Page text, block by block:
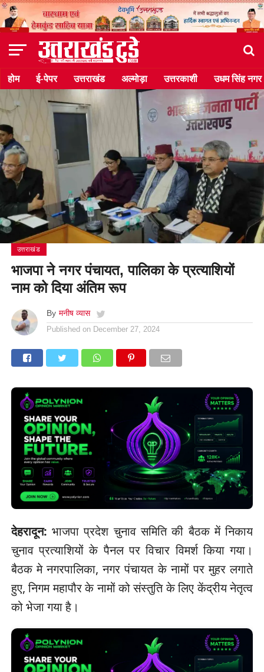
होम ई-पेपर उत्तराखंड अल्मोड़ा उत्तरकाशी उधम सिंह नगर
उत्तराखंड
भाजपा ने नगर पंचायत, पालिका के प्रत्याशियों
नाम को दिया अंतिम रूप
By मनीष व्यास
Published on December 27, 2024
देहरादून: भाजपा प्रदेश चुनाव समिति की बैठक में निकाय
चुनाव प्रत्याशियों के पैनल पर विचार विमर्श किया गया।
बैठक मे नगरपालिका, नगर पंचायत के नामों पर मुहर लगाते
हुए, निगम महापौर के नामों को संस्तुति के लिए केंद्रीय नेतृत्व
को भेजा गया है।